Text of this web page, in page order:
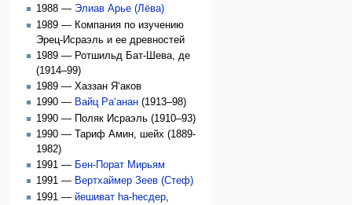
1988 — Элиав Арье (Лёва)
1989 — Компания по изучению
Эрец-Исраэль и ее древностей
1989 — Ротшильд Бат-Шева, де
(1914–99)
1989 — Хаззан Я‘аков
1990 — Вайц Ра‘анан(1913–98)
1990 — Поляк Исраэль (1910–93)
1990 — Тариф Амин, шейх (1889-
1982)
1991 — Бен-Порат Мирьям
1991 — Вертхаймер Зеев (Стеф)
1991 — йешиват hа-hесдер,